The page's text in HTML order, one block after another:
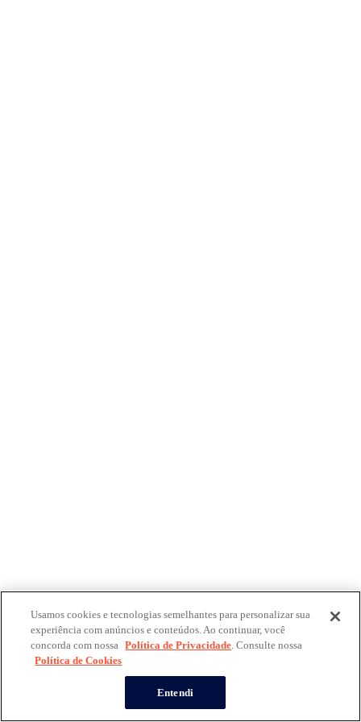
Usamos cookies e tecnologias semelhantes para personalizar sua
experiência com anúncios e conteúdos. Ao continuar, você
concorda com nossa Política de Privacidade. Consulte nossa
Política de Cookies
Entendi